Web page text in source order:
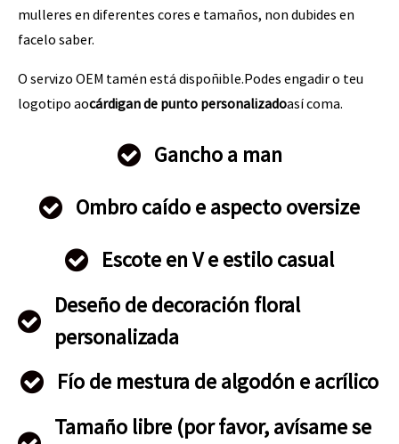
mulleres en diferentes cores e tamaños, non dubides en
facelo saber.
O servizo OEM tamén está dispoñible.Podes engadir o teu
logotipo aocárdigan de punto personalizadoasí coma.
Gancho a man
Ombro caído e aspecto oversize
Escote en V e estilo casual
Deseño de decoración floral
personalizada
Fío de mestura de algodón e acrílico
Tamaño libre (por favor, avísame se